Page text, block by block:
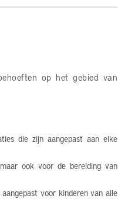
op het gebied van
die zijn aangepast aan elke
ook voor de bereiding van
voor kinderen van alle